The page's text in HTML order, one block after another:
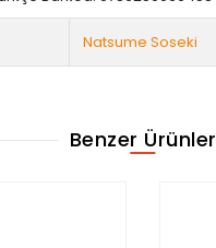
Natsume Soseki
Benzer Ürünler